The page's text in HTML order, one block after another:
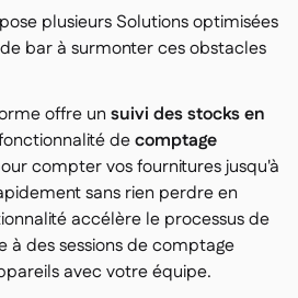
plusieurs Solutions optimisées
bar à surmonter ces obstacles
offre un suivi des stocks en
decomptage
compter vos fournitures jusqu'à
sans rien perdre en
accélère le processus de
à des sessions de comptage
avec votre équipe.